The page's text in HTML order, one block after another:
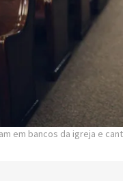
em bancos da igreja e